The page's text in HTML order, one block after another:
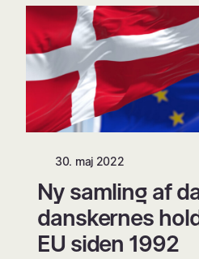
Ny samling af
30. maj 2022
Ny samling af
danskernes
EU siden 1992